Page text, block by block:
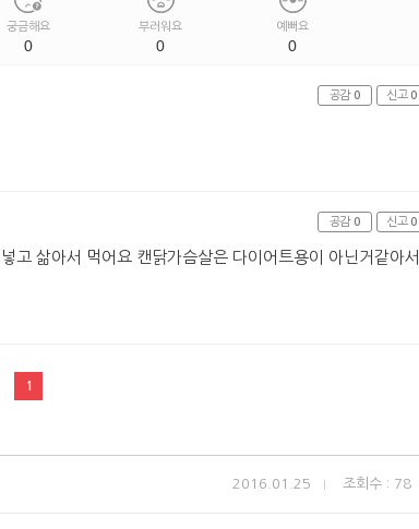
궁금해요
0
부러워요
0
예뻐요
0
공감 0 신고 0
고 삶아서 먹어요 캔닭가슴살은 다이어트용이 아닌거같아서
공감 0 신고 0
1
2016.01.25 조회수 : 78